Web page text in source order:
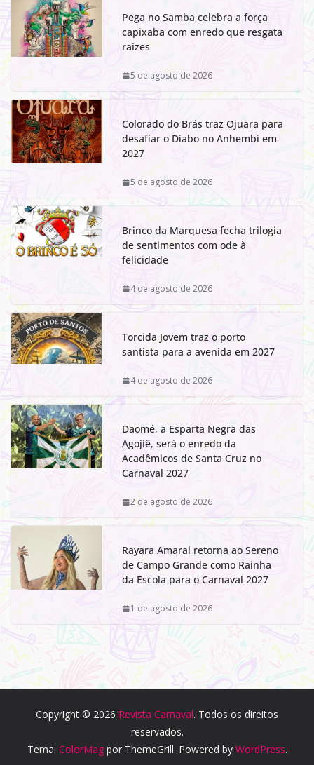
Pega no Samba celebra a força
capixaba com enredo que resgata
raízes
5 de agosto de 2026
Colorado do Brás traz Ojuara para
desafiar o Diabo no Anhembi em
2027
5 de agosto de 2026
Brinco da Marquesa fecha trilogia
de sentimentos com ode à
felicidade
4 de agosto de 2026
Torcida Jovem traz o porto
santista para a avenida em 2027
4 de agosto de 2026
Daomé, a Esparta Negra das
Agojiê, será o enredo da
Acadêmicos de Santa Cruz no
Carnaval 2027
2 de agosto de 2026
Rayara Amaral retorna ao Sereno
de Campo Grande como Rainha
da Escola para o Carnaval 2027
1 de agosto de 2026
Copyright © 2026 Revista Carnaval. Todos os direitos
reservados.
Tema: ColorMagpor ThemeGrill. Powered by WordPress.